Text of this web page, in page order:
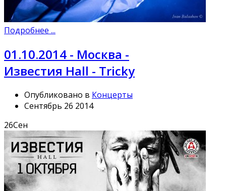
Подробнее ...
01.10.2014 - Москва -
Известия Hall - Tricky
Опубликовано в Концерты
Сентябрь 26 2014
26Сен